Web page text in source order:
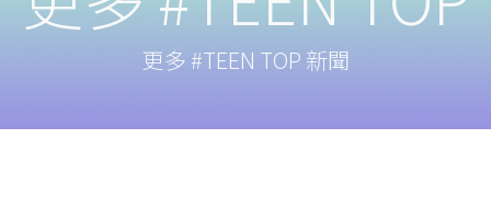
更多 #TEEN TOP 新聞